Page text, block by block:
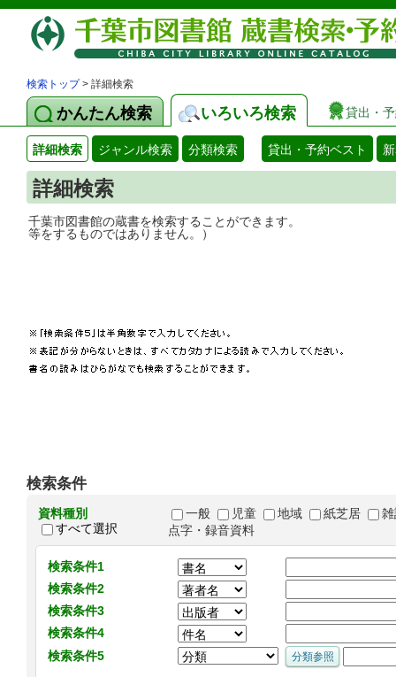
検索トップ> 詳細検索
かんたん検索 いろいろ検索 貸出・
詳細検索 ジャンル検索 分類検索 貸出・予約ベスト
詳細検索
千葉市図書館の蔵書を検索することがで
等をするものではありません。）
検索条件
資料種別
すべて選択
一般 児童 地域 紙芝居
点字・録音資料
検索条件1
検索条件2
検索条件3
検索条件4
検索条件5